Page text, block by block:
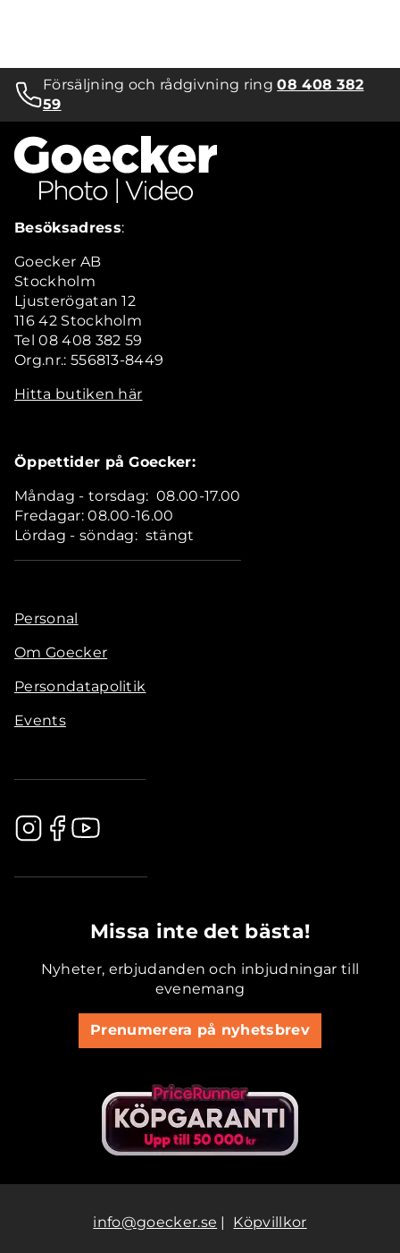
Försäljning och rådgivning ring08 408 382
59
Besöksadress:
Goecker AB
Stockholm
Ljusterögatan 12
116 42 Stockholm
Tel 08 408 382 59
Org.nr.: 556813-8449
Hitta butiken här
Öppettider på Goecker:
Måndag - torsdag: 08.00-17.00
Fredagar: 08.00-16.00
Lördag - söndag: stängt
Personal
Om Goecker
Persondatapolitik
Events
Missa inte det bästa!
Nyheter, erbjudanden och inbjudningar till
evenemang
Prenumerera på nyhetsbrev
info@goecker.se | Köpvillkor